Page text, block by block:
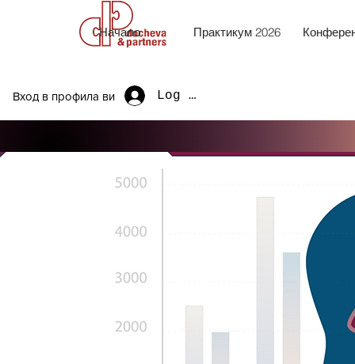
Начало Практикум 2026
Вход в профила ви Log In